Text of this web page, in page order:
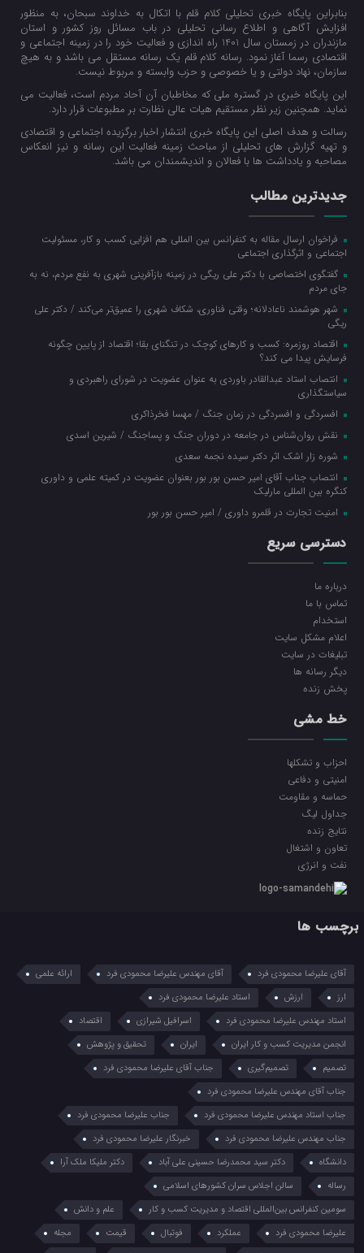
بنابراین پایگاه خبری تحلیلی کلام قلم با اتکال به خداوند سبحان، به منظور
افزایش آگاهی و اطلاع رسانی تحلیلی در باب مسائل روز کشور و استان
مازندران در زمستان سال 1401 راه اندازی و فعالیت خود را در زمینه اجتماعی و
اقتصادی رسما آغاز نمود. رسانه کلام قلم یک رسانه مستقل می باشد و به هیچ
سازمان، نهاد دولتی و یا خصوصی و حزب وابسته و مربوط نیست.
این پایگاه خبری در گستره ملی که مخاطبان آن آحاد مردم است، فعالیت می
نماید. همچنین زیر نظر مستقیم هیات عالی نظارت بر مطبوعات قرار دارد.
رسالت و هدف اصلی این پایگاه خبری انتشار اخبار برگزیده اجتماعی و اقتصادی
و تهیه گزارش های تحلیلی از مباحث زمینه فعالیت این رسانه و نیز انعکاس
مصاحبه و یادداشت ها با فعالان و اندیشمندان می باشد.
جدیدترین مطالب
فراخوان ارسال مقاله به کنفرانس بین المللی هم افزایی کسب و کار، مسئولیت
اجتماعی و اثرگذاری اجتماعی
گفتگوی اختصاصی با دکتر علی ریگی در زمینه بازآفرینی شهری به نفع مردم، نه به
جای مردم
شهر هوشمند ناعادلانه؛ وقتی فناوری، شکاف شهری را عمیق‌تر می‌کند / دکتر علی
ریگی
اقتصاد روزمره: کسب‌ و کارهای کوچک در تنگنای بقا؛ اقتصاد از پایین چگونه
فرسایش پیدا می کند؟
انتصاب استاد عبدالقادر باوردی به عنوان عضویت در شورای راهبردی و
سیاستگذاری
افسردگی و افسردگی در زمان جنگ / مهسا فخرذاکری
نقش روان‌شناس در جامعه در دوران جنگ و پساجنگ / شیرین اسدی
شوره زار اشک اثر دکتر سیده نجمه سعدی
انتصاب جناب آقای امیر حسن بور بور بعنوان عضویت در کمیته علمی و داوری
کنگره بین المللی مارلیک
امنیت تجارت در قلمرو داوری / امیر حسن بور بور
دسترسی سریع
درباره ما
تماس با ما
استخدام
اعلام مشکل سایت
تبلیغات در سایت
ديگر رسانه ها
پخش زنده
خط مشی
احزاب و تشکلها
امنیتی و دفاعی
حماسه و مقاومت
جداول لیگ
نتایج زنده
تعاون و اشتغال
نفت و انرژی
برچسب ها
آقای علیرضا محمودی فرد آقای مهندس علیرضا محمودی فرد
ارائه علمی
ارز
ارزش
استاد علیرضا محمودی فرد
استاد مهندس علیرضا محمودی فرد
اسرافیل شیرازی
اقتصاد
انجمن مدیریت کسب و کار ایران
ایران
تحقیق و پژوهش
تصمیم
تصمیم‌گیری
جناب آقای علیرضا محمودی فرد
جناب آقای مهندس علیرضا محمودی فرد
جناب استاد مهندس علیرضا محمودی فرد
جناب علیرضا محمودی فرد
جناب مهندس علیرضا محمودی فرد
خبرنگار علیرضا محمودی فرد
دانشگاه
دکتر سید محمدرضا حسینی علی آباد
دکتر ملیکا ملک آرا
رساله
سالن اجلاس سران کشورهای اسلامی
سومین کنفرانس بین‌المللی اقتصاد و مدیریت کسب و کار
علم و دانش
علیرضا محمودی فرد
عملکرد فوتبال قیمت
مجله